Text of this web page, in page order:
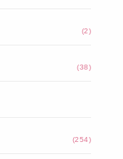
(2)
(38)
(254)